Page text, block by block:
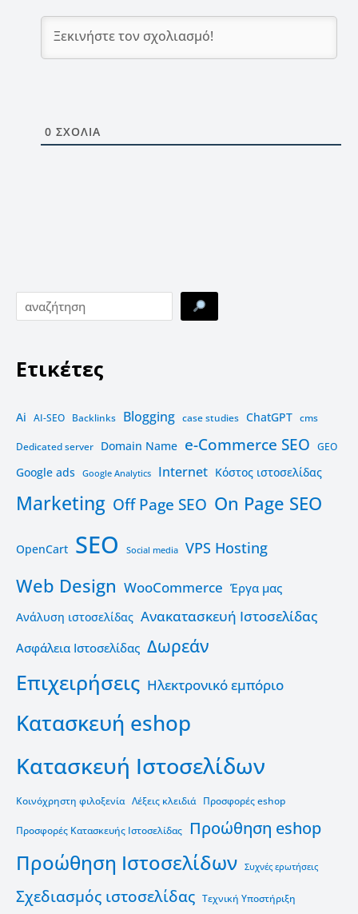
0 ΣΧΌΛΙΑ
Ετικέτες
Ai AI-SEO Backlinks Blogging case studies ChatGPT cms
Dedicated server Domain Name e-Commerce SEO GEO
Google ads Google Analytics Internet Kόστος ιστοσελίδας
Marketing Off Page SEO On Page SEO
OpenCart SEO Social media VPS Hosting
Web Design WooCommerce Έργα μας
Ανάλυση ιστοσελίδας Ανακατασκευή Ιστοσελίδας
Ασφάλεια Ιστοσελίδας Δωρεάν
Επιχειρήσεις Ηλεκτρονικό εμπόριο
Κατασκευή eshop
Κατασκευή Ιστοσελίδων
Κοινόχρηστη φιλοξενία Λέξεις κλειδιά Προσφορές eshop
Προσφορές Κατασκευής Ιστοσελίδας Προώθηση eshop
Προώθηση Ιστοσελίδων Συχνές ερωτήσεις
Σχεδιασμός ιστοσελίδας Τεχνική Υποστήριξη